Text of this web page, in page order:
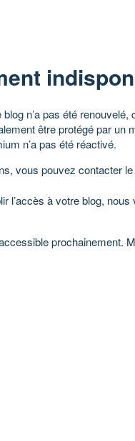
n’a pas été renouvelé,
être protégé par un
n’a pas été réactivé.
vous pouvez contacter
l’accès à votre blog,
prochainement.